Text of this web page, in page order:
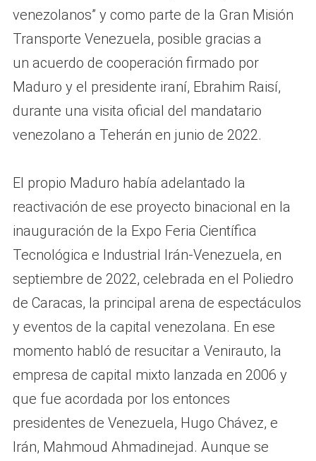
venezolanos” y como parte de la Gran Misión
Transporte Venezuela, posible gracias a
un acuerdo de cooperación firmado por
Maduro y el presidente iraní, Ebrahim Raisí,
durante una visita oficial del mandatario
venezolano a Teherán en junio de 2022.
El propio Maduro había adelantado la
reactivación de ese proyecto binacional en la
inauguración de la Expo Feria Científica
Tecnológica e Industrial Irán-Venezuela, en
septiembre de 2022, celebrada en el Poliedro
de Caracas, la principal arena de espectáculos
y eventos de la capital venezolana. En ese
momento habló de resucitar a Venirauto, la
empresa de capital mixto lanzada en 2006 y
que fue acordada por los entonces
presidentes de Venezuela, Hugo Chávez, e
Irán, Mahmoud Ahmadinejad. Aunque se